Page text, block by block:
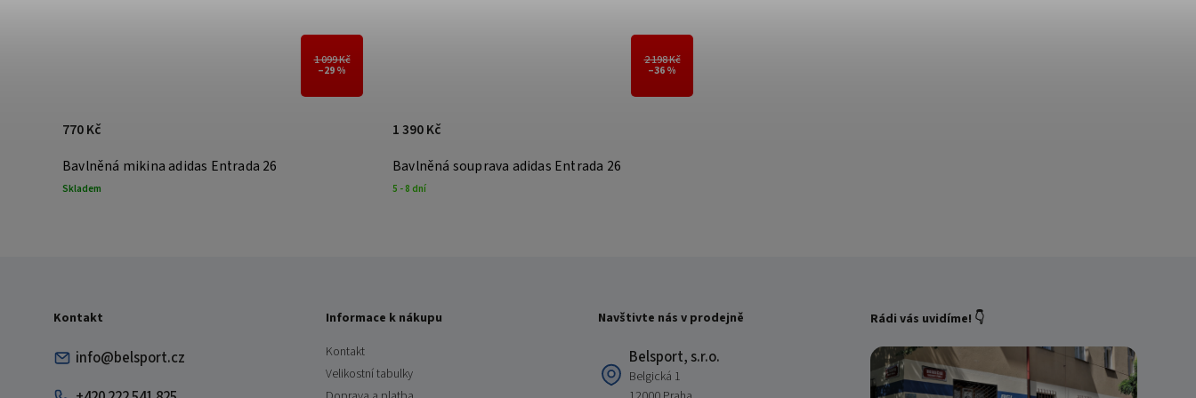
1 099 Kč
–29 %
Bavlněná mikina adidas Entrada 26
Skladem
770 Kč
2 198 Kč
–36 %
Bavlněná souprava adidas Entrada 26
5 - 8 dní
1 390 Kč
Kontakt
info@belsport.cz
Informace k nákupu
Kontakt
Velikostní tabulky
Navštivte nás v prodejně
Belsport, s.r.o.
Belgická 1
Rádi vás uvidíme! 👇